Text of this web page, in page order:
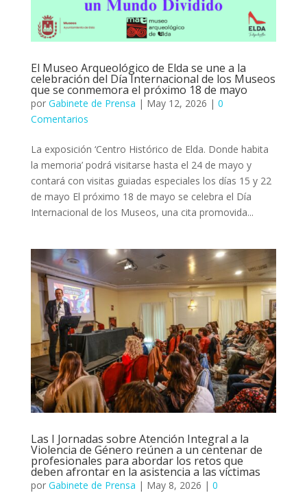
El Museo Arqueológico de Elda se une a la
celebración del Día Internacional de los Museos
que se conmemora el próximo 18 de mayo
por Gabinete de Prensa | May 12, 2026 | 0
Comentarios
La exposición ‘Centro Histórico de Elda. Donde habita
la memoria’ podrá visitarse hasta el 24 de mayo y
contará con visitas guiadas especiales los días 15 y 22
de mayo El próximo 18 de mayo se celebra el Día
Internacional de los Museos, una cita promovida...
Las I Jornadas sobre Atención Integral a la
Violencia de Género reúnen a un centenar de
profesionales para abordar los retos que
deben afrontar en la asistencia a las víctimas
por Gabinete de Prensa | May 8, 2026 | 0